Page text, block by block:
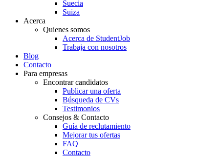
Suecia
Suiza
Acerca
Quienes somos
Acerca de StudentJob
Trabaja con nosotros
Blog
Contacto
Para empresas
Encontrar candidatos
Publicar una oferta
Búsqueda de CVs
Testimonios
Consejos & Contacto
Guía de reclutamiento
Mejorar tus ofertas
FAQ
Contacto